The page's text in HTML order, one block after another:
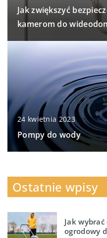
Jak zwiększyć
kamerom do
24 kwietnia 2023
Pompy do wody
Ostatnie wpisy
Jak
ogrodowy